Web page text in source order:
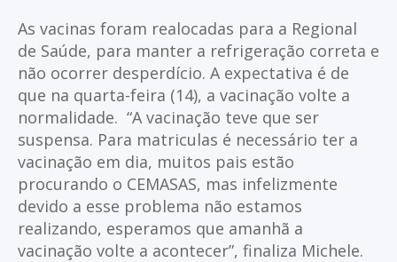
As vacinas foram realocadas para a Regional
de Saúde, para manter a refrigeração correta e
não ocorrer desperdício. A expectativa é de
que na quarta-feira (14), a vacinação volte a
normalidade. “A vacinação teve que ser
suspensa. Para matriculas é necessário ter a
vacinação em dia, muitos pais estão
procurando o CEMASAS, mas infelizmente
devido a esse problema não estamos
realizando, esperamos que amanhã a
vacinação volte a acontecer”, finaliza Michele.